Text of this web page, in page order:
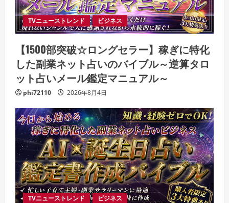
TVニューストレンド ビジネス
【1500部突破☆ロングセラー】稼ぎに特化
した副業ネット占いのバイブル～逆算タロ
ット占いメール鑑定マニュアル～
phi72110 2026年8月4日
TVニューストレンド ビジネス